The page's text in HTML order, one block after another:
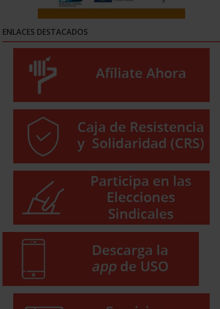
ENLACES DESTACADOS